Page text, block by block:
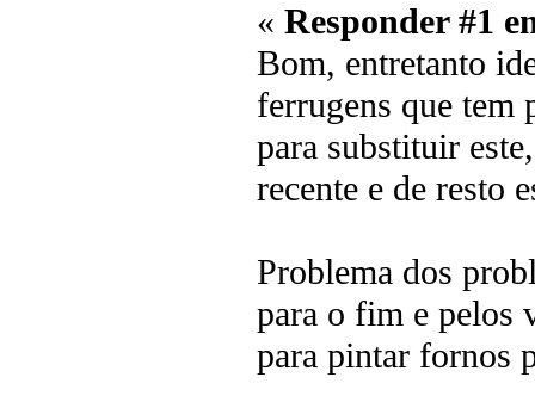
« Responder #1
Bom, entretanto
ferrugens que tem
para substituir
recente e de resto
Problema dos
para o fim e pelos
para pintar fornos